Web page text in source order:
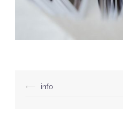
⟵ info